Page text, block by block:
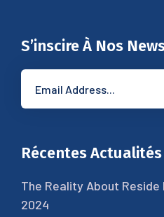
S’inscire À Nos
Récentes Actualités
The Reality About Reside
2024